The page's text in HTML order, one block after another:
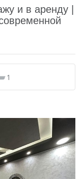
и в аренду |
1